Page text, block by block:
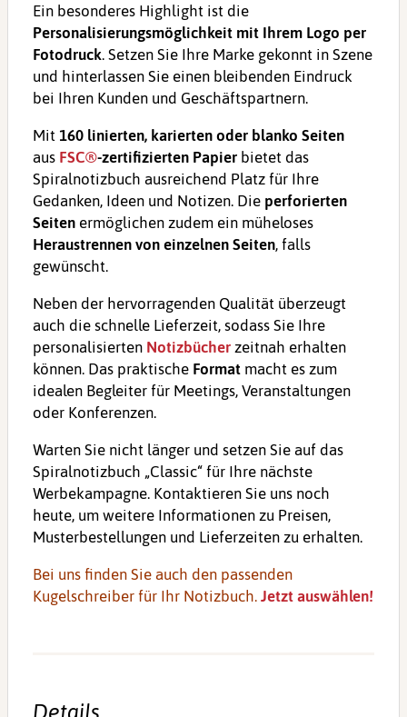
Ein besonderes Highlight ist die
Personalisierungsmöglichkeit mit Ihrem Logo per
Fotodruck. Setzen Sie Ihre Marke gekonnt in Szene
und hinterlassen Sie einen bleibenden Eindruck
bei Ihren Kunden und Geschäftspartnern.
Mit 160 linierten, karierten oder blanko Seiten
aus FSC®-zertifizierten Papier bietet das
Spiralnotizbuch ausreichend Platz für Ihre
Gedanken, Ideen und Notizen. Die perforierten
Seiten ermöglichen zudem ein müheloses
Heraustrennen von einzelnen Seiten, falls
gewünscht.
Neben der hervorragenden Qualität überzeugt
auch die schnelle Lieferzeit, sodass Sie Ihre
personalisierten Notizbücher zeitnah erhalten
können. Das praktische Format macht es zum
idealen Begleiter für Meetings, Veranstaltungen
oder Konferenzen.
Warten Sie nicht länger und setzen Sie auf das
Spiralnotizbuch „Classic“ für Ihre nächste
Werbekampagne. Kontaktieren Sie uns noch
heute, um weitere Informationen zu Preisen,
Musterbestellungen und Lieferzeiten zu erhalten.
Bei uns finden Sie auch den passenden
Kugelschreiber für Ihr Notizbuch. Jetzt auswählen!
Details